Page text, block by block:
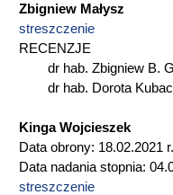
Zbigniew Małysz
streszczenie
RECENZJE
dr hab. Zbigniew B.
dr hab. Dorota
Kinga Wojcieszek
Data obrony: 18.02.2021 r.
Data nadania stopnia:
streszczenie